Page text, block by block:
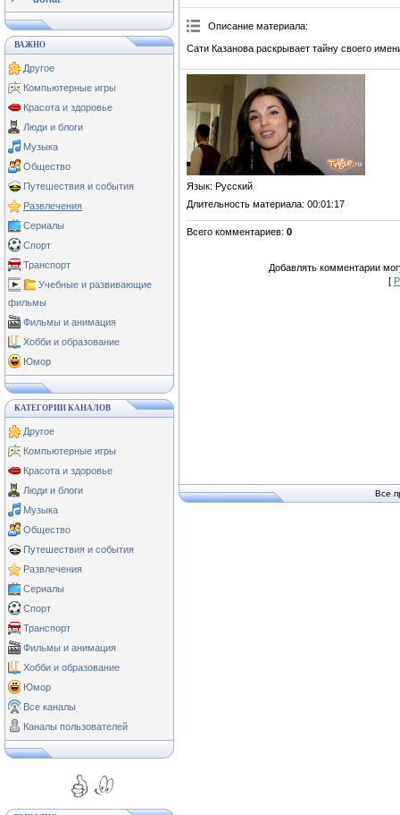
ВАЖНО
Другое
Компьютерные игры
Красота и здоровье
Люди и блоги
Музыка
Общество
Путешествия и события
Развлечения
Сериалы
Спорт
Транспорт
Учебные и развивающие
фильмы
Фильмы и анимация
Хобби и образование
Юмор
КАТЕГОРИИ КАНАЛОВ
Другое
Компьютерные игры
Красота и здоровье
Люди и блоги
Музыка
Общество
Путешествия и события
Развлечения
Сериалы
Спорт
Транспорт
Фильмы и анимация
Хобби и образование
Юмор
Все каналы
Каналы пользователей
Описание материала:
Сати Казанова раскрывает тайну своего
Язык: Русский
Длительность материала: 00:01:17
Всего комментариев: 0
Добавлять комментарии
[
Все